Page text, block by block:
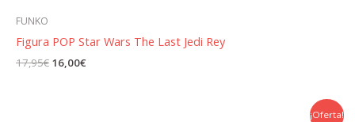
FUNKO
Figura POP Star Wars The Last Jedi Rey
17,95€ El
16,00€
¡Oferta!